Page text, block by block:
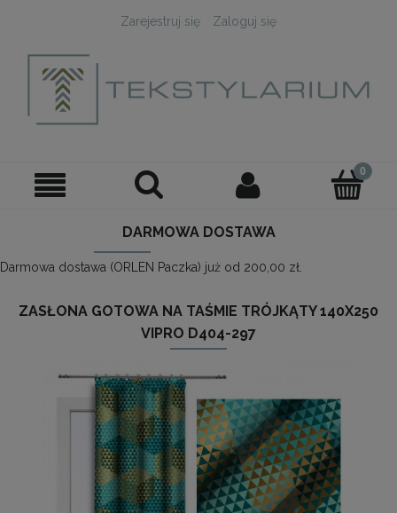
Zarejestruj się Zaloguj się
DARMOWA DOSTAWA
Darmowa dostawa (ORLEN Paczka) już od 200,00 zł.
ZASŁONA GOTOWA NA TAŚMIE TRÓJKĄTY 140X250
VIPRO D404-297